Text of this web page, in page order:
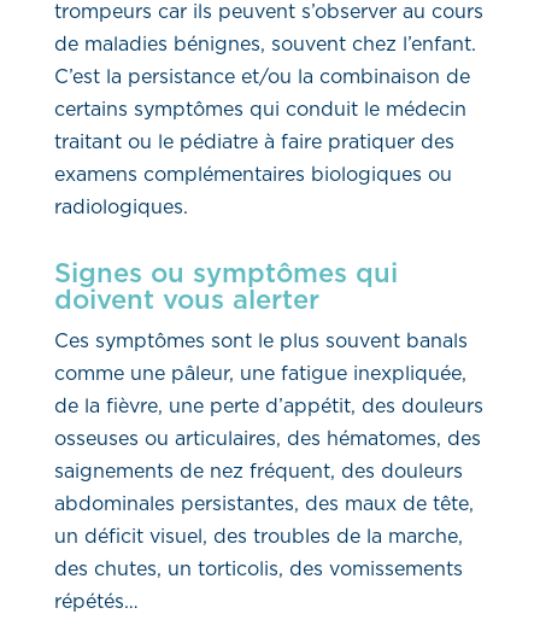
trompeurs car ils peuvent s’observer au cours
de maladies bénignes, souvent chez l’enfant.
C’est la persistance et/ou la combinaison de
certains symptômes qui conduit le médecin
traitant ou le pédiatre à faire pratiquer des
examens complémentaires biologiques ou
radiologiques.
Signes ou symptômes qui
doivent vous alerter
Ces symptômes sont le plus souvent banals
comme une pâleur, une fatigue inexpliquée,
de la fièvre, une perte d’appétit, des douleurs
osseuses ou articulaires, des hématomes, des
saignements de nez fréquent, des douleurs
abdominales persistantes, des maux de tête,
un déficit visuel, des troubles de la marche,
des chutes, un torticolis, des vomissements
répétés…